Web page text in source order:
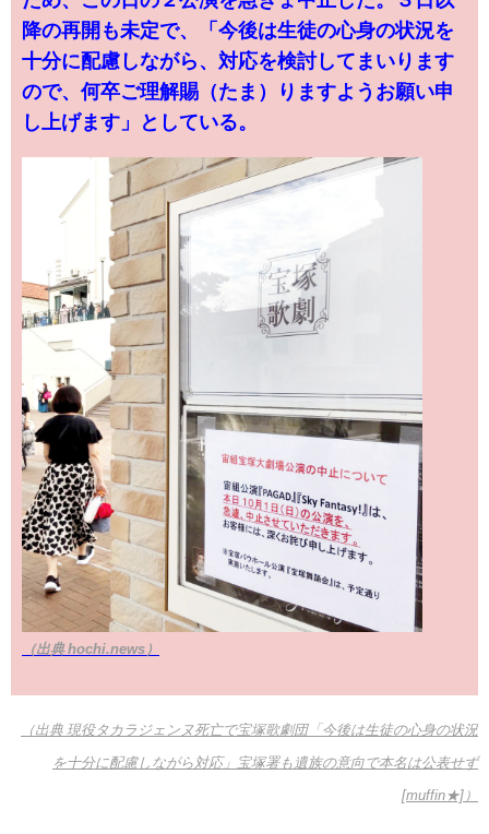
降の再開も未定で、「今後は生徒の心身の状況を
十分に配慮しながら、対応を検討してまいります
ので、何卒ご理解賜（たま）りますようお願い申
し上げます」としている。
（出典 hochi.news）
（出典 現役タカラジェンヌ死亡で宝塚歌劇団「今後は生徒の心身の状況
を十分に配慮しながら対応」宝塚署も遺族の意向で本名は公表せず
[muffin★]）